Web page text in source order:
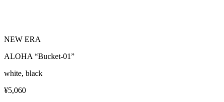
NEW ERA
ALOHA “Bucket-01”
white, black
¥5,060